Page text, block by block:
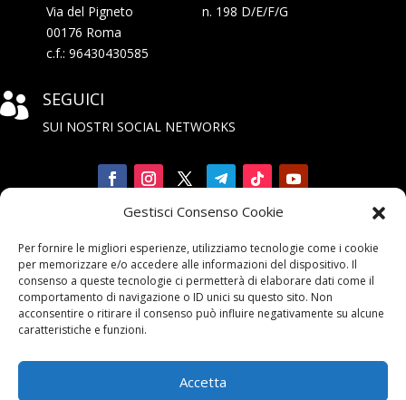
Gestisci Consenso Cookie
Per fornire le migliori esperienze, utilizziamo tecnologie come i cookie
per memorizzare e/o accedere alle informazioni del dispositivo. Il
consenso a queste tecnologie ci permetterà di elaborare dati come il
comportamento di navigazione o ID unici su questo sito. Non
acconsentire o ritirare il consenso può influire negativamente su alcune
caratteristiche e funzioni.
Accetta
Via del Pigneto n. 198 D/E/F/G
00176 Roma
c.f.: 96430430585
 SEGUICI
SUI NOSTRI SOCIAL NETWORKS

alla Newsletter